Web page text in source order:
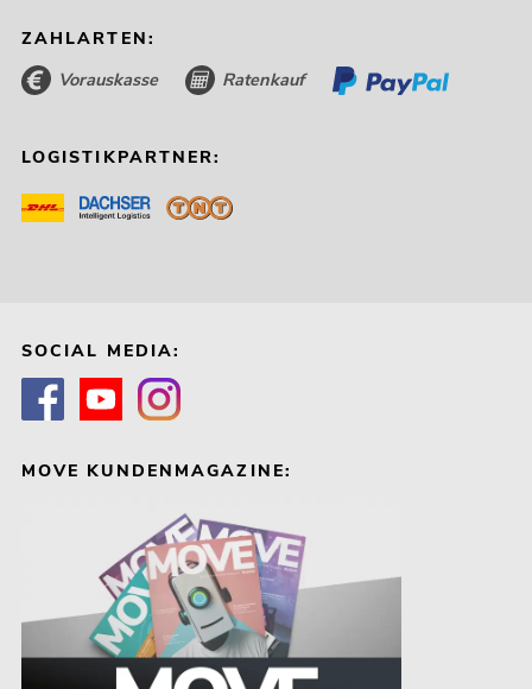
ZAHLARTEN:
Vorauskasse Ratenkauf
LOGISTIKPARTNER:
SOCIAL MEDIA:
MOVE KUNDENMAGAZINE: